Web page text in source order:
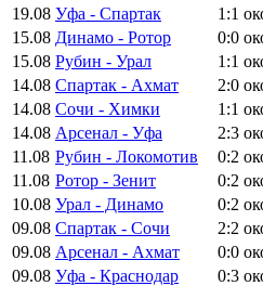
19.08 Уфа - Спартак 1:1
15.08 Динамо - Ротор 0:0
15.08 Рубин - Урал 1:1
14.08 Спартак - Ахмат 2:0
14.08 Сочи - Химки 1:1
14.08 Арсенал - Уфа 2:3
11.08 Рубин - Локомотив 0:2
11.08 Ротор - Зенит 0:2
10.08 Урал - Динамо 0:2
09.08 Спартак - Сочи 2:2
09.08 Арсенал - Ахмат 0:0
09.08 Уфа - Краснодар 0:3